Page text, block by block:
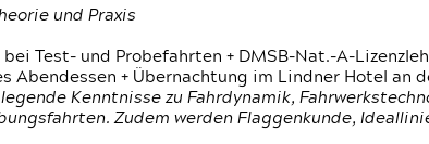
und Praxis
Test- und Probefahrten + DMSB-Nat.-A-
Abendessen + Übernachtung im Lindner Hotel an
Kenntnisse zu Fahrdynamik,
Zudem werden Flaggenkunde,